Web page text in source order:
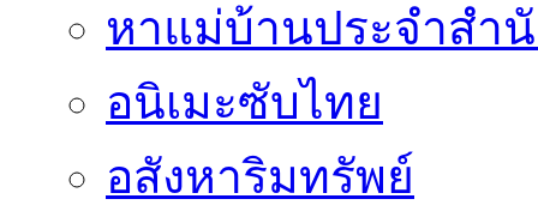
หาแม่บ้านประจำสำ
อนิเมะซับไทย
อสังหาริมทรัพย์